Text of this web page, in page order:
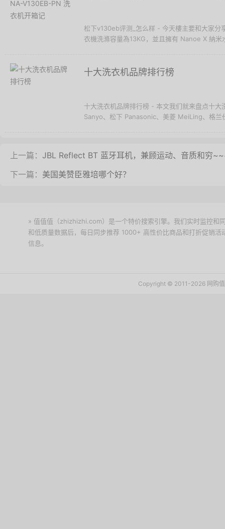
松下v130eb评测_怎么样 - 今天樓主要和大家
衣機洗滌容量為13KG，並且擁有 Nanoe X 納米
十大洗衣机品牌排行榜
十大洗衣机品牌排行榜 - 本文我们就来盘点十
Sanyo、松下 Panasonic、美菱 MeiLing、格兰
上一篇： JBL Reflect BT 蓝牙耳机，兼顾运动、音质和穷
下一篇： 美国美赞臣雅培哪个好？
» 值值值（zhizhizhi.com）是一个特价搜索引擎。我们实时监控和
和低质量数据后，每日同步推荐 1000+ 高性价比商品和打折促销
信息。
Copyright © 2011-2026 网购